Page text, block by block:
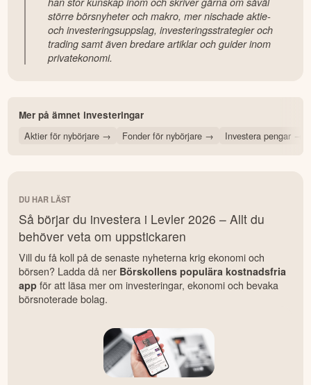
större börsnyheter och makro, mer nischade aktie-
och investeringsuppslag, investeringsstrategier och
trading samt även bredare artiklar och guider inom
privatekonomi.
Mer på ämnet investeringar
Aktier för nybörjare → Fonder för nybörjare → Investera pengar →
DU HAR LÄST
Så börjar du investera i Levler 2026 – Allt du
behöver veta om uppstickaren
Vill du få koll på de senaste nyheterna krig ekonomi och
börsen? Ladda då ner Börskollens populära kostnadsfria
app för att läsa mer om investeringar, ekonomi och bevaka
börsnoterade bolag.